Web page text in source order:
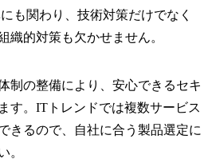
も関わり、技術対策だけでなく
織的対策も欠かせません。
制の整備により、安心できるセキ
す。ITトレンドでは複数サービス
きるので、自社に合う製品選定に
。